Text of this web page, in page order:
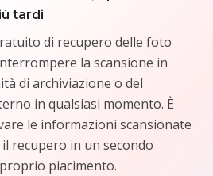
tardi
di recupero delle foto
la scansione in
di archiviazione o del
in qualsiasi momento. È
le informazioni scansionate
recupero in un secondo
piacimento.